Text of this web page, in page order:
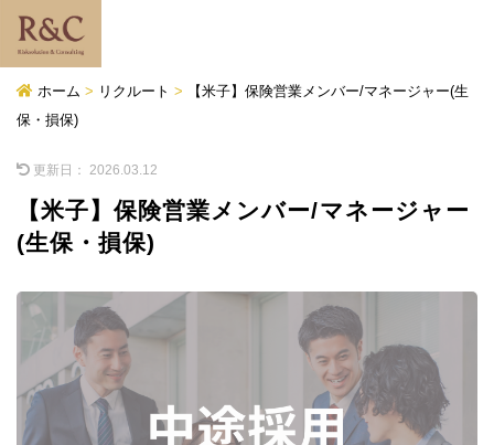
ホーム > リクルート >
【米子】保険営業メンバー/マネージャー(生
保・損保)
更新日： 2026.03.12
【米子】保険営業メンバー/マネージャー
(生保・損保)